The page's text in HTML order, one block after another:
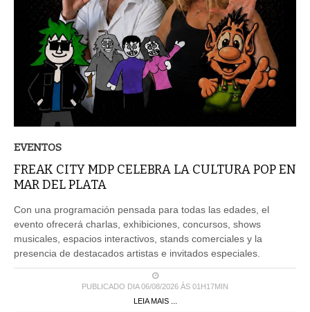
EVENTOS
FREAK CITY MDP CELEBRA LA CULTURA POP EN
MAR DEL PLATA
Con una programación pensada para todas las edades, el
evento ofrecerá charlas, exhibiciones, concursos, shows
musicales, espacios interactivos, stands comerciales y la
presencia de destacados artistas e invitados especiales.
PUBLICADO DIA 06/08/2026 ÀS 01H17MIN
LEIA MAIS ...